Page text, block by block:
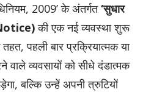
2009’ के अंतर्गत‘सुधार
की एक नई व्यवस्था शुरू
पहली बार प्रक्रियात्मक या
वाले व्यवसायों को सीधे दंडात्मक
बल्कि उन्हें अपनी त्रुटियों